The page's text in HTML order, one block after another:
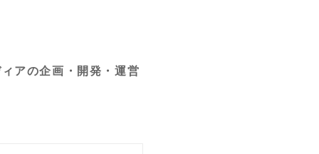
アの企画・開発・運営